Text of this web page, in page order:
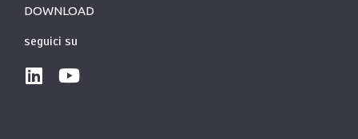
DOWNLOAD
seguici su